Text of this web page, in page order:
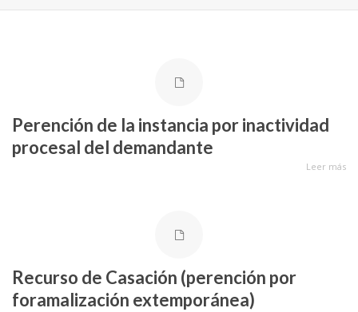
Perención de la instancia por inactividad
procesal del demandante
Leer más
Recurso de Casación (perención por
foramalización extemporánea)